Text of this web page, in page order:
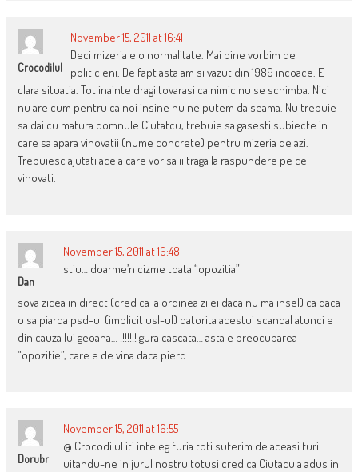
Crocodilul
November 15, 2011 at 16:41
Deci mizeria e o normalitate. Mai bine vorbim de
politicieni. De fapt asta am si vazut din 1989 incoace. E
clara situatia. Tot inainte dragi tovarasi ca nimic nu se schimba. Nici
nu are cum pentru ca noi insine nu ne putem da seama. Nu trebuie
sa dai cu matura domnule Ciutatcu, trebuie sa gasesti subiecte in
care sa apara vinovatii (nume concrete) pentru mizeria de azi.
Trebuiesc ajutati aceia care vor sa ii traga la raspundere pe cei
vinovati.
Dan
November 15, 2011 at 16:48
stiu… doarme’n cizme toata “opozitia”
sova zicea in direct (cred ca la ordinea zilei daca nu ma insel) ca daca
o sa piarda psd-ul (implicit usl-ul) datorita acestui scandal atunci e
din cauza lui geoana… !!!!!!! gura cascata… asta e preocuparea
“opozitie”, care e de vina daca pierd
Dorubr
November 15, 2011 at 16:55
@ Crocodilul iti inteleg furia toti suferim de aceasi furi
uitandu-ne in jurul nostru totusi cred ca Ciutacu a adus in